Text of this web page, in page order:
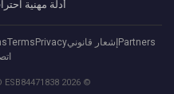
أدلة مهنية
Partnersإشعار قانوني Privacy
Terms
© 2026 BEBEE PLATFORM SL - ID ESB84471838